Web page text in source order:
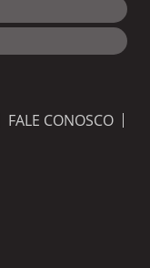
FALE CONOSCO